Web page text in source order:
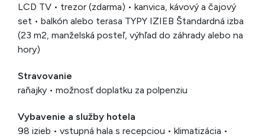
LCD TV • trezor (zdarma) • kanvica, kávový a čajový
set • balkón alebo terasa TYPY IZIEB Štandardná izba
(23 m2, manželská posteľ, výhľad do záhrady alebo na
hory)
Stravovanie
raňajky • možnosť doplatku za polpenziu
Vybavenie a služby hotela
98 izieb • vstupná hala s recepciou • klimatizácia •